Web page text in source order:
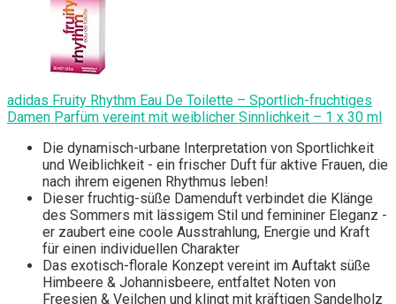
adidas Fruity Rhythm Eau De Toilette – Sportlich-fruchtiges
Damen Parfüm vereint mit weiblicher Sinnlichkeit – 1 x 30 ml
Die dynamisch-urbane Interpretation von Sportlichkeit
und Weiblichkeit - ein frischer Duft für aktive Frauen, die
nach ihrem eigenen Rhythmus leben!
Dieser fruchtig-süße Damenduft verbindet die Klänge
des Sommers mit lässigem Stil und femininer Eleganz -
er zaubert eine coole Ausstrahlung, Energie und Kraft
für einen individuellen Charakter
Das exotisch-florale Konzept vereint im Auftakt süße
Himbeere & Johannisbeere, entfaltet Noten von
Freesien & Veilchen und klingt mit kräftigen Sandelholz